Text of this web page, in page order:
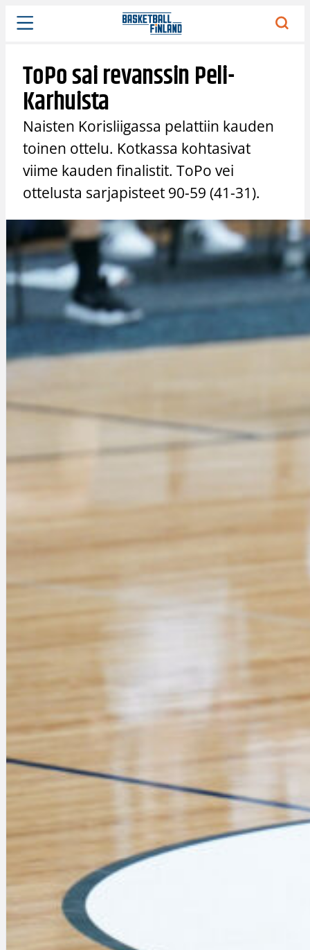
Siirry
sisältöön
ToPo sai revanssin Peli-
Karhuista
Naisten Korisliigassa pelattiin kauden
toinen ottelu. Kotkassa kohtasivat
viime kauden finalistit. ToPo vei
ottelusta sarjapisteet 90-59 (41-31).